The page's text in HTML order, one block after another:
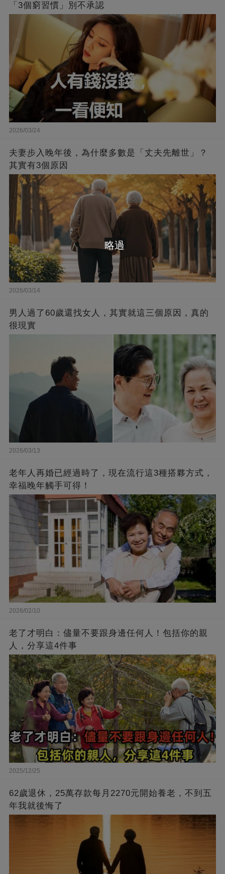
「3個窮習慣」別不承認
2026/03/24
夫妻步入晚年後，為什麼多數是「丈夫先離世」？
其實有3個原因
2026/03/14
男人過了60歲還找女人，其實就這三個原因，真的
很現實
2026/03/13
老年人再婚已經過時了，現在流行這3種搭夥方式，
幸福晚年觸手可得！
2026/02/10
老了才明白：儘量不要跟身邊任何人！包括你的親
人，分享這4件事
2025/12/25
62歲退休，25萬存款每月2270元開始養老，不到五
年我就後悔了
略過